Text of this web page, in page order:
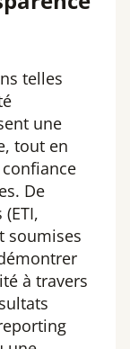
telles
une
tout en
De
soumises
à travers